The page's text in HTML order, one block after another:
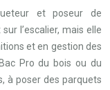
et poseur de
l’escalier, mais elle
et en gestion des
Pro du bois ou du
à poser des parquets